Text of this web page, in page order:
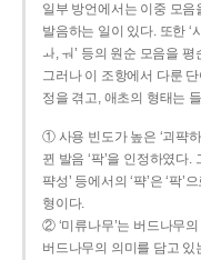
일부 방언에서는 이중 모음
발음하는 일이 있다. 또한 ‘
ㅘ, ㅝ’ 등의 원순 모음을
그러나 이 조항에서 다룬
정을 겪고, 애초의 형태는
① 사용 빈도가 높은 ‘괴퍅
뀐 발음 ‘팍’을 인정하였다
퍅성’ 등에서의 ‘퍅’은 ‘팍’
형이다.
② ‘미류나무’는 버드나무의
버드나무의 의미를 담고 있